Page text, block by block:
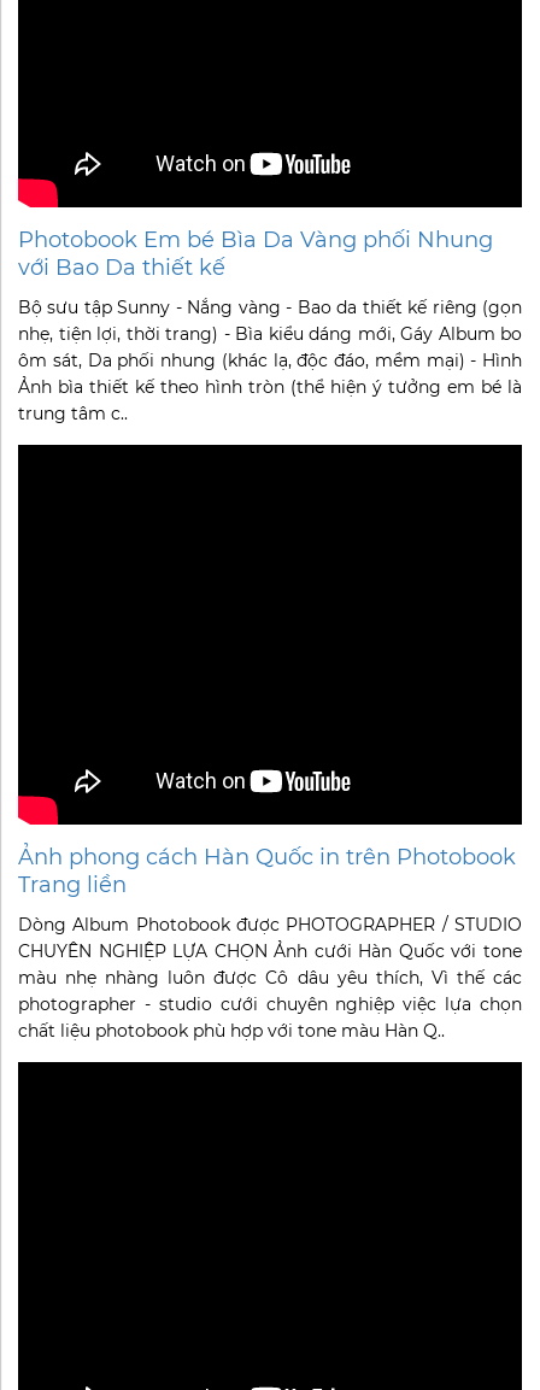
Photobook Em bé Bìa Da Vàng phối Nhung
với Bao Da thiết kế
Bộ sưu tập Sunny - Nắng vàng - Bao da thiết kế riêng (gọn
nhẹ, tiện lợi, thời trang) - Bìa kiểu dáng mới, Gáy Album bo
ôm sát, Da phối nhung (khác lạ, độc đáo, mềm mại) - Hình
Ảnh bìa thiết kế theo hình tròn (thể hiện ý tưởng em bé là
trung tâm c..
Ảnh phong cách Hàn Quốc in trên Photobook
Trang liền
Dòng Album Photobook được PHOTOGRAPHER / STUDIO
CHUYÊN NGHIỆP LỰA CHỌN Ảnh cưới Hàn Quốc với tone
màu nhẹ nhàng luôn được Cô dâu yêu thích, Vì thế các
photographer - studio cưới chuyên nghiệp việc lựa chọn
chất liệu photobook phù hợp với tone màu Hàn Q..